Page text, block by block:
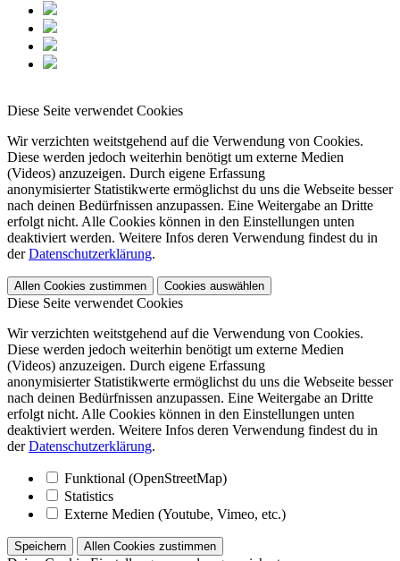
Diese Seite verwendet Cookies
Wir verzichten weitstgehend auf die Verwendung von Cookies.
Diese werden jedoch weiterhin benötigt um externe Medien
(Videos) anzuzeigen. Durch eigene Erfassung
anonymisierter Statistikwerte ermöglichst du uns die Webseite besser
nach deinen Bedürfnissen anzupassen. Eine Weitergabe an Dritte
erfolgt nicht. Alle Cookies können in den Einstellungen unten
deaktiviert werden. Weitere Infos deren Verwendung findest du in
derDatenschutzerklärung.
Allen Cookies zustimmen Cookies auswählen
Diese Seite verwendet Cookies
Wir verzichten weitstgehend auf die Verwendung von Cookies.
Diese werden jedoch weiterhin benötigt um externe Medien
(Videos) anzuzeigen. Durch eigene Erfassung
anonymisierter Statistikwerte ermöglichst du uns die Webseite besser
nach deinen Bedürfnissen anzupassen. Eine Weitergabe an Dritte
erfolgt nicht. Alle Cookies können in den Einstellungen unten
deaktiviert werden. Weitere Infos deren Verwendung findest du in
derDatenschutzerklärung.
Funktional (OpenStreetMap)
Statistics
Externe Medien (Youtube, Vimeo, etc.)
Speichern Allen Cookies zustimmen